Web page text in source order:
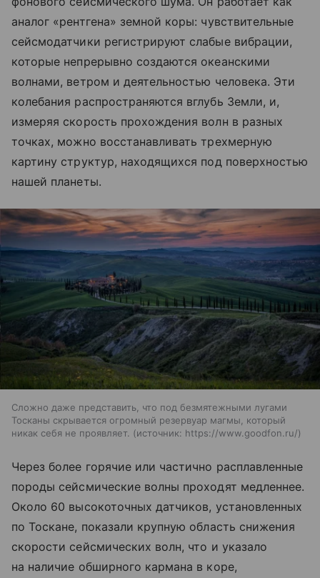
аналог «рентгена» земной коры: чувствительные
сейсмодатчики регистрируют слабые вибрации,
которые непрерывно создаются океанскими
волнами, ветром и деятельностью человека. Эти
колебания распространяются вглубь Земли, и,
измеряя скорость прохождения волн в разных
точках, можно восстанавливать трехмерную
картину структур, находящихся под поверхностью
нашей планеты.
Сложно даже представить, что под безмятежными лугами
Тосканы скрывается огромный резервуар магмы, который
никак себя не проявляет.
источник: https://www.goodfon.ru/
Через более горячие или частично расплавленные
породы сейсмические волны проходят медленнее.
Около 60 высокоточных датчиков, установленных
по Тоскане, показали крупную область снижения
скорости сейсмических волн, что и указало
на наличие обширного кармана в коре,